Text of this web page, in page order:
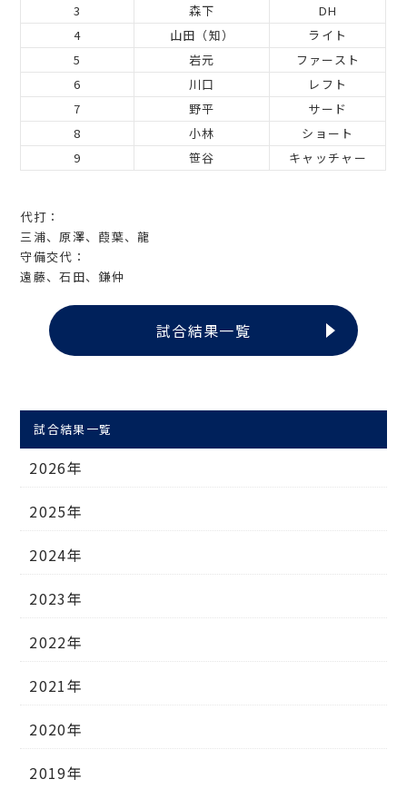
3
森下
DH
4
山田（知）
ライト
5
岩元
ファースト
6
川口
レフト
7
野平
サード
8
小林
ショート
9
笹谷 キャッチャー
代打：
三浦、原澤、葭葉、龍
守備交代：
遠藤、石田、鎌仲
試合結果一覧
試合結果一覧
2026年
2025年
2024年
2023年
2022年
2021年
2020年
2019年